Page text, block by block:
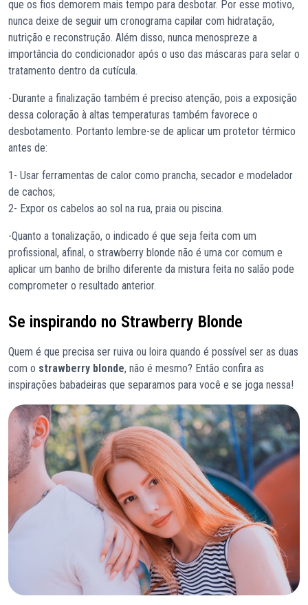
que os fios demorem mais tempo para desbotar. Por esse motivo,
nunca deixe de seguir um cronograma capilar com hidratação,
nutrição e reconstrução. Além disso, nunca menospreze a
importância do condicionador após o uso das máscaras para selar o
tratamento dentro da cutícula.
-Durante a finalização também é preciso atenção, pois a exposição
dessa coloração à altas temperaturas também favorece o
desbotamento. Portanto lembre-se de aplicar um protetor térmico
antes de:
1- Usar ferramentas de calor como prancha, secador e modelador
de cachos;
2- Expor os cabelos ao sol na rua, praia ou piscina.
-Quanto a tonalização, o indicado é que seja feita com um
profissional, afinal, o strawberry blonde não é uma cor comum e
aplicar um banho de brilho diferente da mistura feita no salão pode
comprometer o resultado anterior.
Se inspirando no Strawberry Blonde
Quem é que precisa ser ruiva ou loira quando é possível ser as duas
com o strawberry blonde, não é mesmo? Então confira as
inspirações babadeiras que separamos para você e se joga nessa!